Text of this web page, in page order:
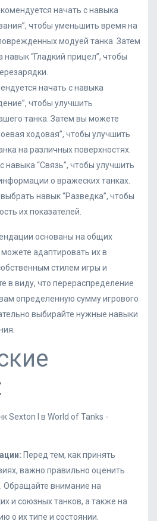
начать с навыка
чтобы уменьшить время на
модуей танка. Затем
“Гладкий прицел”, чтобы
начать с навыка
чтобы улучшить
танка. Затем вы можете
ходовая”, чтобы улучшить
на различных поверхностях.
навыка “Связь”, чтобы улучшить
о вражеских танках.
навык “Разведка”, чтобы
их показателей.
основаны на общих
адаптировать их в
стилем игры и
в виду, что перераспределение
определенную сумму игрового
выбирайте нужные навыки
Перед тем, как принять
важно правильно оценить
Обращайте внимание на
и союзных танков, а также на
их типе и состоянии.